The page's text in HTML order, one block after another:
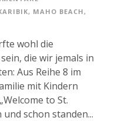
, MAHO BEACH,
wohl die
die wir jemals in
Aus Reihe 8 im
mit Kindern
to St.
schon standen...